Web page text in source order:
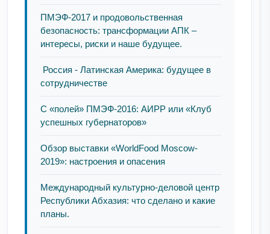
ПМЭФ-2017 и продовольственная
безопасность: трансформации АПК –
интересы, риски и наше будущее.
Россия - Латинская Америка: будущее в
сотрудничестве
С «полей» ПМЭФ-2016: АИРР или «Клуб
успешных губернаторов»
Обзор выставки «WorldFood Moscow-
2019»: настроения и опасения
Международный культурно-деловой центр
Республики Абхазия: что сделано и какие
планы.